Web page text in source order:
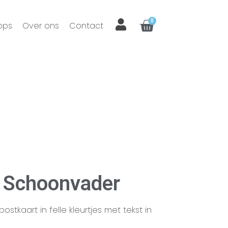
Over ons Contact 0
in felle kleurtjes met tekst in